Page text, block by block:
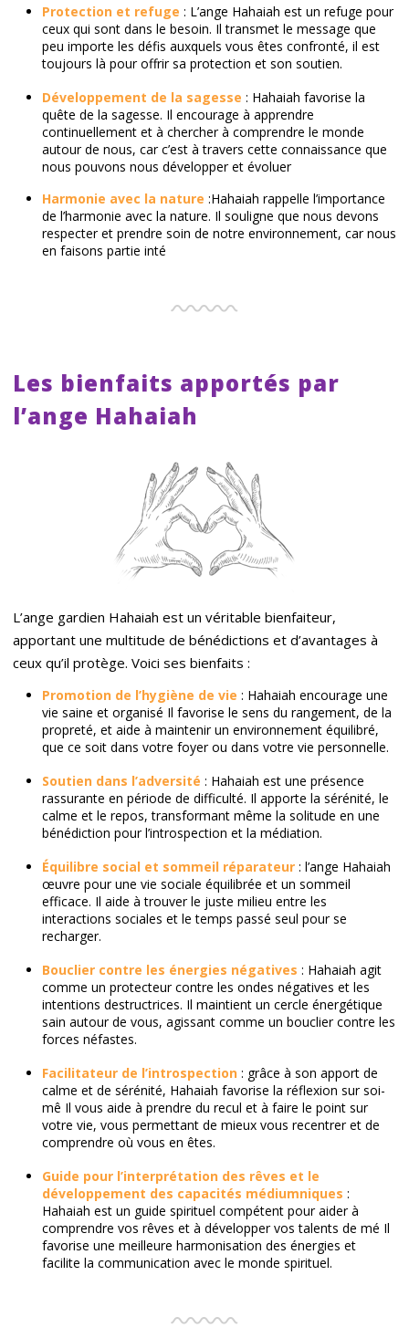
Protection et refuge : L’ange Hahaiah est un refuge pour
ceux qui sont dans le besoin. Il transmet le message que
peu importe les défis auxquels vous êtes confronté, il est
toujours là pour offrir sa protection et son soutien.
Développement de la sagesse : Hahaiah favorise la
quête de la sagesse. Il encourage à apprendre
continuellement et à chercher à comprendre le monde
autour de nous, car c’est à travers cette connaissance que
nous pouvons nous développer et évoluer
Harmonie avec la nature :Hahaiah rappelle l’importance
de l’harmonie avec la nature. Il souligne que nous devons
respecter et prendre soin de notre environnement, car nous
en faisons partie inté
Les bienfaits apportés par
l’ange Hahaiah
L’ange gardien Hahaiah est un véritable bienfaiteur,
apportant une multitude de bénédictions et d’avantages à
ceux qu’il protège. Voici ses bienfaits :
Promotion de l’hygiène de vie : Hahaiah encourage une
vie saine et organisé Il favorise le sens du rangement, de la
propreté, et aide à maintenir un environnement équilibré,
que ce soit dans votre foyer ou dans votre vie personnelle.
Soutien dans l’adversité : Hahaiah est une présence
rassurante en période de difficulté. Il apporte la sérénité, le
calme et le repos, transformant même la solitude en une
bénédiction pour l’introspection et la médiation.
Équilibre social et sommeil réparateur : l’ange Hahaiah
œuvre pour une vie sociale équilibrée et un sommeil
efficace. Il aide à trouver le juste milieu entre les
interactions sociales et le temps passé seul pour se
recharger.
Bouclier contre les énergies négatives : Hahaiah agit
comme un protecteur contre les ondes négatives et les
intentions destructrices. Il maintient un cercle énergétique
sain autour de vous, agissant comme un bouclier contre les
forces néfastes.
Facilitateur de l’introspection : grâce à son apport de
calme et de sérénité, Hahaiah favorise la réflexion sur soi-
mê Il vous aide à prendre du recul et à faire le point sur
votre vie, vous permettant de mieux vous recentrer et de
comprendre où vous en êtes.
Guide pour l’interprétation des rêves et le
développement des capacités médiumniques :
Hahaiah est un guide spirituel compétent pour aider à
comprendre vos rêves et à développer vos talents de mé Il
favorise une meilleure harmonisation des énergies et
facilite la communication avec le monde spirituel.